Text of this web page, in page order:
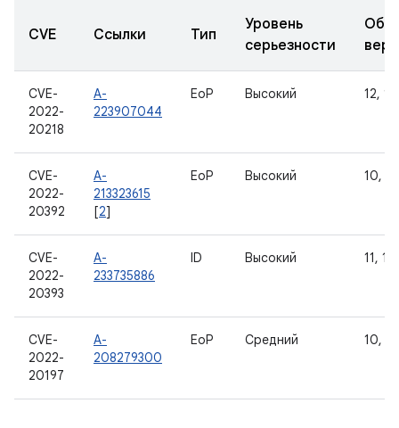
CVE Ссылки Тип
Уровень
серьезности
CVE-
2022-
20218
A-
223907044
EoP Высокий 12,
CVE-
2022-
20392
A-
213323615
[2]
EoP Высокий 10,
CVE-
2022-
20393
A-
233735886
ID Высокий 11,
CVE-
2022-
20197
A-
208279300
EoP Средний 10,